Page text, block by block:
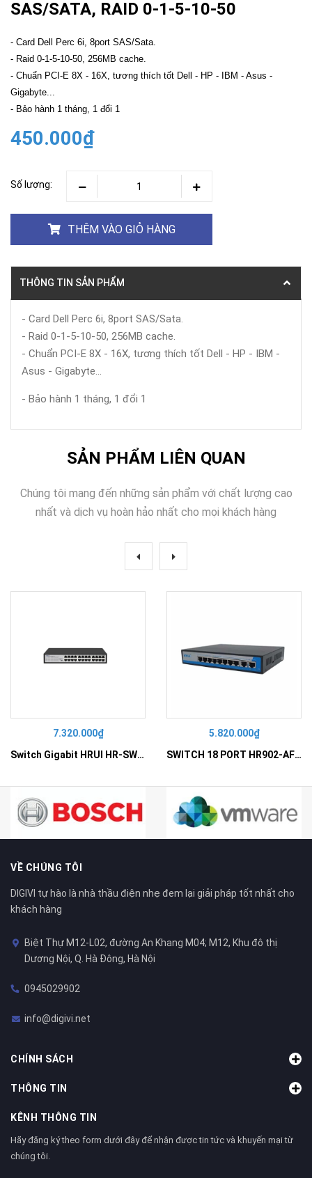
SAS/SATA, RAID 0-1-5-10-50
- Card Dell Perc 6i, 8port SAS/Sata.
- Raid 0-1-5-10-50, 256MB cache.
- Chuẩn PCI-E 8X - 16X, tương thích tốt Dell - HP - IBM - Asus -
Gigabyte...
- Bảo hành 1 tháng, 1 đổi 1
450.000₫
Số lượng:
THÊM VÀO GIỎ HÀNG
THÔNG TIN SẢN PHẨM
- Card Dell Perc 6i, 8port SAS/Sata.
- Raid 0-1-5-10-50, 256MB cache.
- Chuẩn PCI-E 8X - 16X, tương thích tốt Dell - HP - IBM -
Asus - Gigabyte...
- Bảo hành 1 tháng, 1 đổi 1
SẢN PHẨM LIÊN QUAN
Chúng tôi mang đến những sản phẩm với chất lượng cao
nhất và dịch vụ hoàn hảo nhất cho mọi khách hàng
7.320.000₫
Switch Gigabit HRUI HR-SWG10240D
5.820.000₫
SWITCH 18 PORT HR902-AF162G-300 – Switch PoE 16 Cổng
VỀ CHÚNG TÔI
DIGIVI tự hào là nhà thầu điện nhẹ đem lại giải pháp tốt nhất cho
khách hàng
Biệt Thự M12-L02, đường An Khang M04; M12, Khu đô thị
Dương Nội, Q. Hà Đông, Hà Nội
0945029902
info@digivi.net
CHÍNH SÁCH
THÔNG TIN
KÊNH THÔNG TIN
Hãy đăng ký theo form dưới đây để nhận được tin tức và khuyến mại từ
chúng tôi.